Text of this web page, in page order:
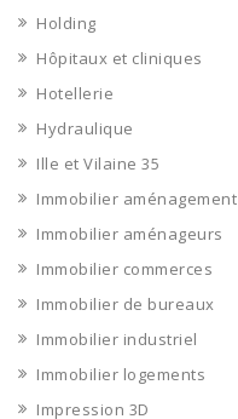
Holding
Hôpitaux et cliniques
Hotellerie
Hydraulique
Ille et Vilaine 35
Immobilier aménagement
Immobilier aménageurs
Immobilier commerces
Immobilier de bureaux
Immobilier industriel
Immobilier logements
Impression 3D